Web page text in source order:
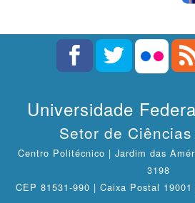
Universidade
Setor de
Centro Politécnico | Jardim das
3198
CEP 81531-990 | Caixa Postal